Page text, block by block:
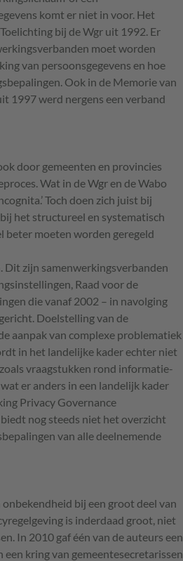
komt er niet in voor. Het
bij de Wgr uit 1992. Er
moet worden
van persoonsgegevens en hoe
Ook in de Memorie van
1997 werd nergens een verband
door gemeenten en provincies
Wat in de Wgr en de Wabo
Toch doen zich juist bij
het structureel en systematisch
beter moeten worden geregeld
Dit zijn samenwerkingsverbanden
Raad voor de
die vanaf 2002 – in navolging
Doelstelling van de
aanpak van complexe problematiek
in het landelijke kader echter niet
vraagstukken rond informatie-
er anders in een landelijk kader
Privacy Governance
nog steeds niet het overzicht
van alle deelnemende
bij een groot deel van
is inderdaad groot, niet
In 2010 gaf één van de auteurs een
kring van gemeentesecretarissen